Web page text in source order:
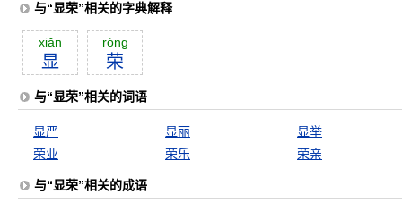
与“显荣”相关的字典解释
xiăn
显
róng
荣
与“显荣”相关的词语
显严 显丽
显举
荣业
荣乐 荣亲
与“显荣”相关的成语